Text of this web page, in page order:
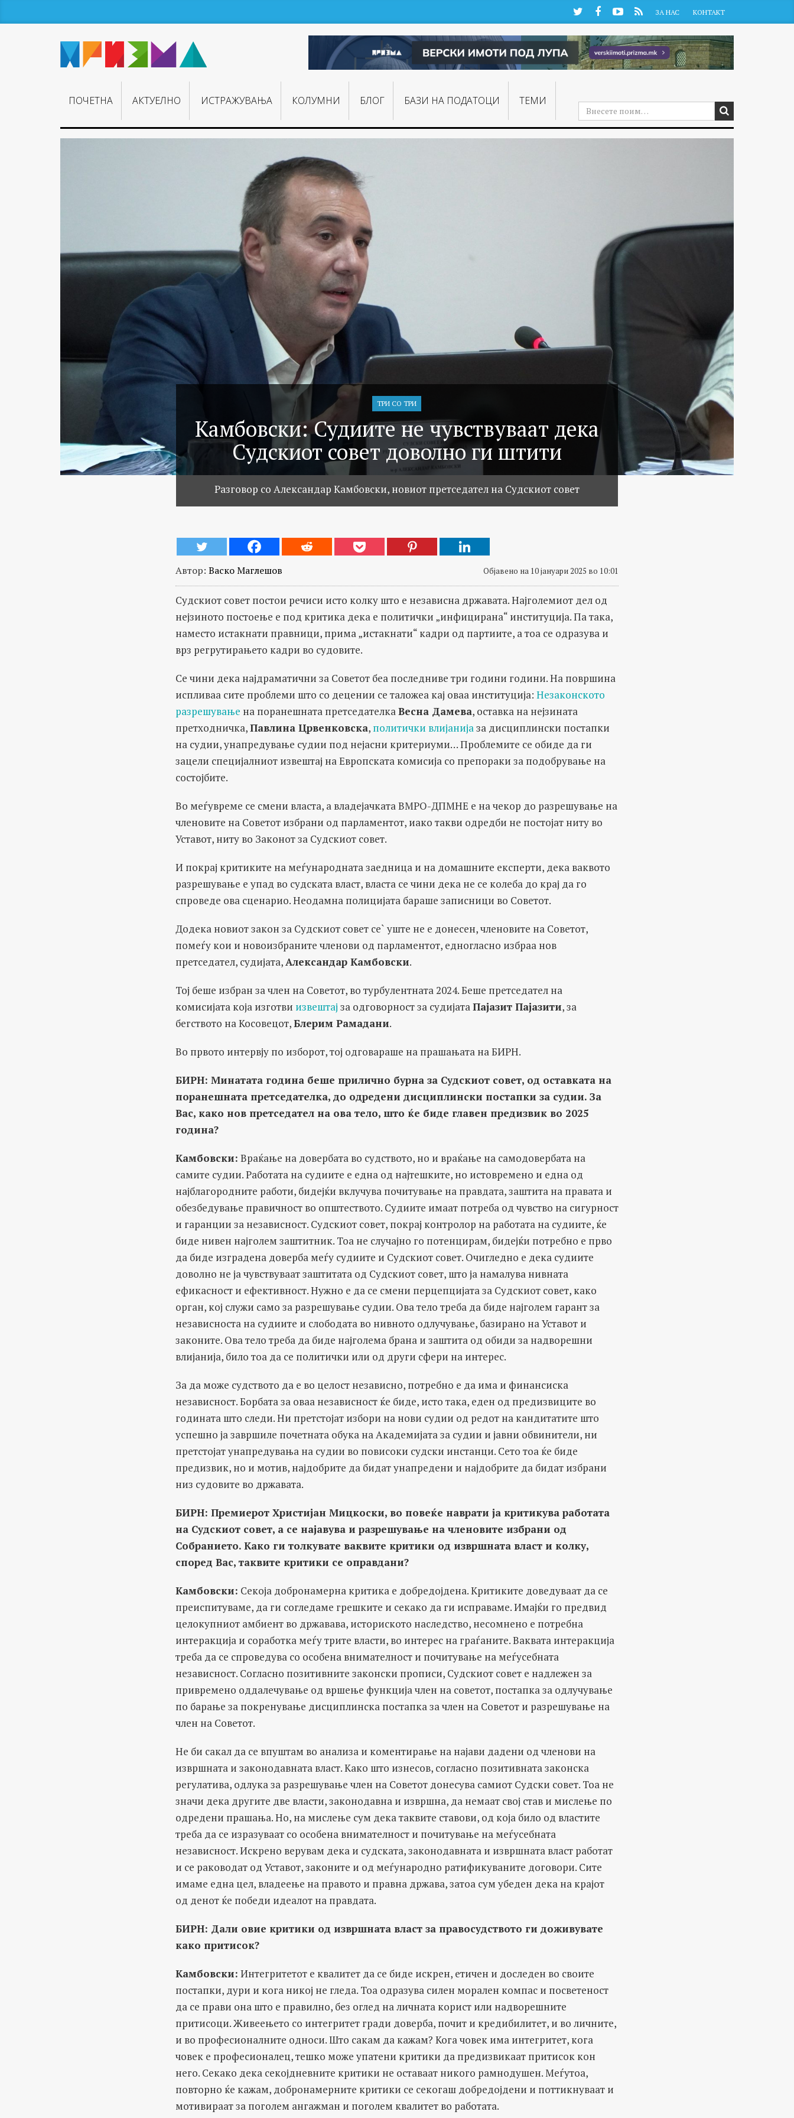
TwitterFacebookYouTube
RSS ЗА НАС КОНТАКТ
ПОЧЕТНА АКТУЕЛНО ИСТРАЖУВАЊA КОЛУМНИ БЛОГ БАЗИ НА ПОДАТОЦИ ТЕМИ
ТРИ СО ТРИ
Камбовски: Судиите не чувствуваат дека
Судскиот совет доволно ги штити
Разговор со Александар Камбовски, новиот претседател на Судскиот совет
Автор: Васко Маглешов Објавено на 10 јануари 2025 во 10:01
Судскиот совет постои речиси исто колку што е независна државата. Најголемиот дел од
нејзиното постоење е под критика дека е политички „инфицирана“ институција. Па така,
наместо истакнати правници, прима „истакнати“ кадри од партиите, а тоа се одразува и
врз регрутирањето кадри во судовите.
Се чини дека најдраматични за Советот беа последниве три години години. На површина
испливаа сите проблеми што со децении се таложеа кај оваа институција: Незаконското
разрешување на поранешната претседателкаВесна Дамева, оставка на нејзината
претходничка,Павлина Црвенковска, политички влијанијаза дисциплински постапки
на судии, унапредување судии под нејасни критериуми… Проблемите се обиде да ги
зацели специјалниот извештај на Европската комисија со препораки за подобрување на
состојбите.
Во меѓувреме се смени власта, а владејачката ВМРО-ДПМНЕ е на чекор до разрешување на
членовите на Советот избрани од парламентот, иако такви одредби не постојат ниту во
Уставот, ниту во Законот за Судскиот совет.
И покрај критиките на меѓународната заедница и на домашните експерти, дека ваквото
разрешување е упад во судската власт, власта се чини дека не се колеба до крај да го
спроведе ова сценарио. Неодамна полицијата бараше записници во Советот.
Додека новиот закон за Судскиот совет сe` уште не е донесен, членовите на Советот,
помеѓу кои и новоизбраните членови од парламентот, едногласно избраа нов
претседател, судијата,Александар Камбовски.
Тој беше избран за член на Советот, во турбулентната 2024. Беше претседател на
комисијата која изготви извештај за одговорност за судијатаПајазит Пајазити, за
бегството на Косовецот,Блерим Рамадани.
Во првото интервју по изборот, тој одговараше на прашањата на БИРН.
БИРН: Минатата година беше прилично бурна за Судскиот совет, од оставката на
поранешната претседателка, до одредени дисциплински постапки за судии. За
Вас, како нов претседател на ова тело, што ќе биде главен предизвик во 2025
година?
Камбовски: Враќање на довербата во судството, но и враќање на самодовербата на
самите судии. Работата на судиите е една од најтешките, но истовремено и една од
најблагородните работи, бидејќи вклучува почитување на правдата, заштита на правата и
обезбедување правичност во општеството. Судиите имаат потреба од чувство на сигурност
и гаранции за независност. Судскиот совет, покрај контролор на работата на судиите, ќе
биде нивен најголем заштитник. Тоа не случајно го потенцирам, бидејќи потребно е прво
да биде изградена доверба меѓу судиите и Судскиот совет. Очигледно е дека судиите
доволно не ја чувствуваат заштитата од Судскиот совет, што ја намалува нивната
ефикасност и ефективност. Нужно е да се смени перцепцијата за Судскиот совет, како
орган, кој служи само за разрешување судии. Ова тело треба да биде најголем гарант за
независноста на судиите и слободата во нивното одлучување, базирано на Уставот и
законите. Ова тело треба да биде најголема брана и заштита од обиди за надворешни
влијанија, било тоа да се политички или од други сфери на интерес.
За да може судството да е во целост независно, потребно е да има и финансиска
независност. Борбата за оваа независност ќе биде, исто така, еден од предизвиците во
годината што следи. Ни претстојат избори на нови судии од редот на кандитатите што
успешно ја завршиле почетната обука на Академијата за судии и јавни обвинители, ни
претстојат унапредувања на судии во повисоки судски инстанци. Сето тоа ќе биде
предизвик, но и мотив, најдобрите да бидат унапредени и најдобрите да бидат избрани
низ судовите во државата.
БИРН: Премиерот Христијан Мицкоски, во повеќе наврати ја критикува работата
на Судскиот совет, а се најавува и разрешување на членовите избрани од
Собранието. Како ги толкувате ваквите критики од извршната власт и колку,
според Вас, таквите критики се оправдани?
Камбовски: Секоја добронамерна критика е добредојдена. Критиките доведуваат да се
преиспитуваме, да ги согледаме грешките и секако да ги исправаме. Имајќи го предвид
целокупниот амбиент во државава, историското наследство, несомнено е потребна
интеракција и соработка меѓу трите власти, во интерес на граѓаните. Ваквата интеракција
треба да се спроведува со особена внимателност и почитување на меѓусебната
независност. Согласно позитивните законски прописи, Судскиот совет е надлежен за
привремено оддалечување од вршење функција член на советот, постапка за одлучување
по барање за покренување дисциплинска постапка за член на Советот и разрешување на
член на Советот.
Не би сакал да се впуштам во анализа и коментирање на најави дадени од членови на
извршната и законодавната власт. Како што изнесов, согласно позитивната законска
регулатива, одлука за разрешување член на Советот донесува самиот Судски совет. Тоа не
значи дека другите две власти, законодавна и извршна, да немаат свој став и мислење по
одредени прашања. Но, на мислење сум дека таквите ставови, од која било од властите
треба да се изразуваат со особена внимателност и почитување на меѓусебната
независност. Искрено верувам дека и судската, законодавната и извршната власт работат
и се раководат од Уставот, законите и од меѓународно ратификуваните договори. Сите
имаме една цел, владеење на правото и правна држава, затоа сум убеден дека на крајот
од денот ќе победи идеалот на правдата.
БИРН: Дали овие критики од извршната власт за правосудството ги доживувате
како притисок?
Камбовски: Интегритетот е квалитет да се биде искрен, етичен и доследен во своите
постапки, дури и кога никој не гледа. Тоа одразува силен морален компас и посветеност
да се прави она што е правилно, без оглед на личната корист или надворешните
притисоци. Живеењето со интегритет гради доверба, почит и кредибилитет, и во личните,
и во професионалните односи. Што сакам да кажам? Кога човек има интегритет, кога
човек е професионалец, тешко може упатени критики да предизвикаат притисок кон
него. Секако дека секојдневните критики не оставаат никого рамнодушен. Меѓутоа,
повторно ќе кажам, добронамерните критики се секогаш добредојдени и поттикнуваат и
мотивираат за поголем ангажман и поголем квалитет во работата.